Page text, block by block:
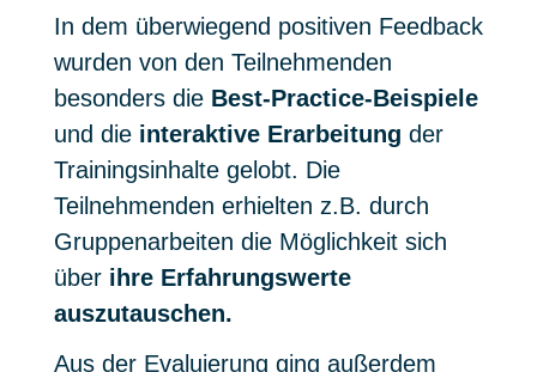
In dem überwiegend positiven Feedback
wurden von den Teilnehmenden
besonders die Best-Practice-Beispiele
und die interaktive Erarbeitung der
Trainingsinhalte gelobt. Die
Teilnehmenden erhielten z.B. durch
Gruppenarbeiten die Möglichkeit sich
über ihre Erfahrungswerte
auszutauschen.
Aus der Evaluierung ging außerdem